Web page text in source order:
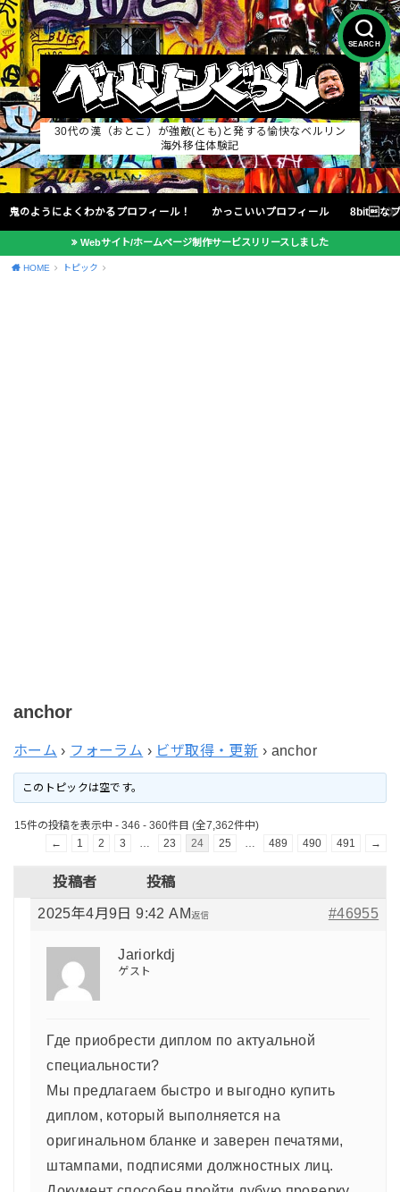
SEARCH
30代の漢（おとこ）が強敵(とも)と発する愉快なベルリン
海外移住体験記
鬼のようによくわかるプロフィール！ かっこいいプロフィール 8bitな
Webサイト/ホームページ制作サービスリリースしました
HOME トピック
anchor
ホーム › フォーラム › ビザ取得・更新 › anchor
このトピックは空です。
15件の投稿を表示中 - 346 - 360件目 (全7,362件中)
←
1 2 3 23 24 25 489 490 491 →
投稿者 投稿
2025年4月9日 9:42 AM #46955
返信
Jariorkdj
ゲスト
Где приобрести диплом по актуальной
специальности?
Мы предлагаем быстро и выгодно купить
диплом, который выполняется на
оригинальном бланке и заверен печатями,
штампами, подписями должностных лиц.